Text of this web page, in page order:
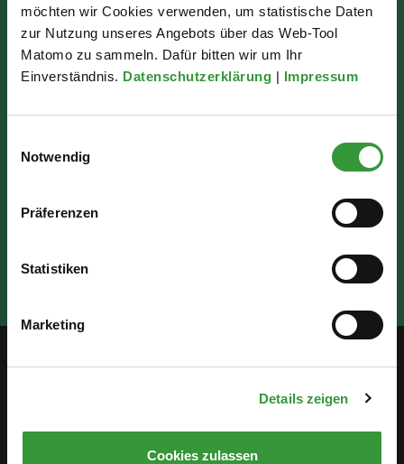
möchten wir Cookies verwenden, um statistische Daten
zur Nutzung unseres Angebots über das Web-Tool
Matomo zu sammeln. Dafür bitten wir um Ihr
Einverständnis. Datenschutzerklärung | Impressum
Notwendig
Präferenzen
Statistiken
Marketing
Details zeigen
Cookies zulassen
Wir sind für Sie da:
Mo - Mi: 07:30 - 16:30 Uhr